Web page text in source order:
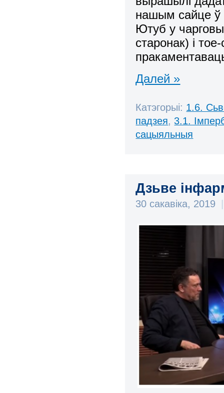
нашым сайце ў
Ютуб у
старонак) і
Далей »
Катэгорыі: 1.6.
падзея, 3.1.
сацыяльныя
Дзьве
30 сакавіка, 2019 |